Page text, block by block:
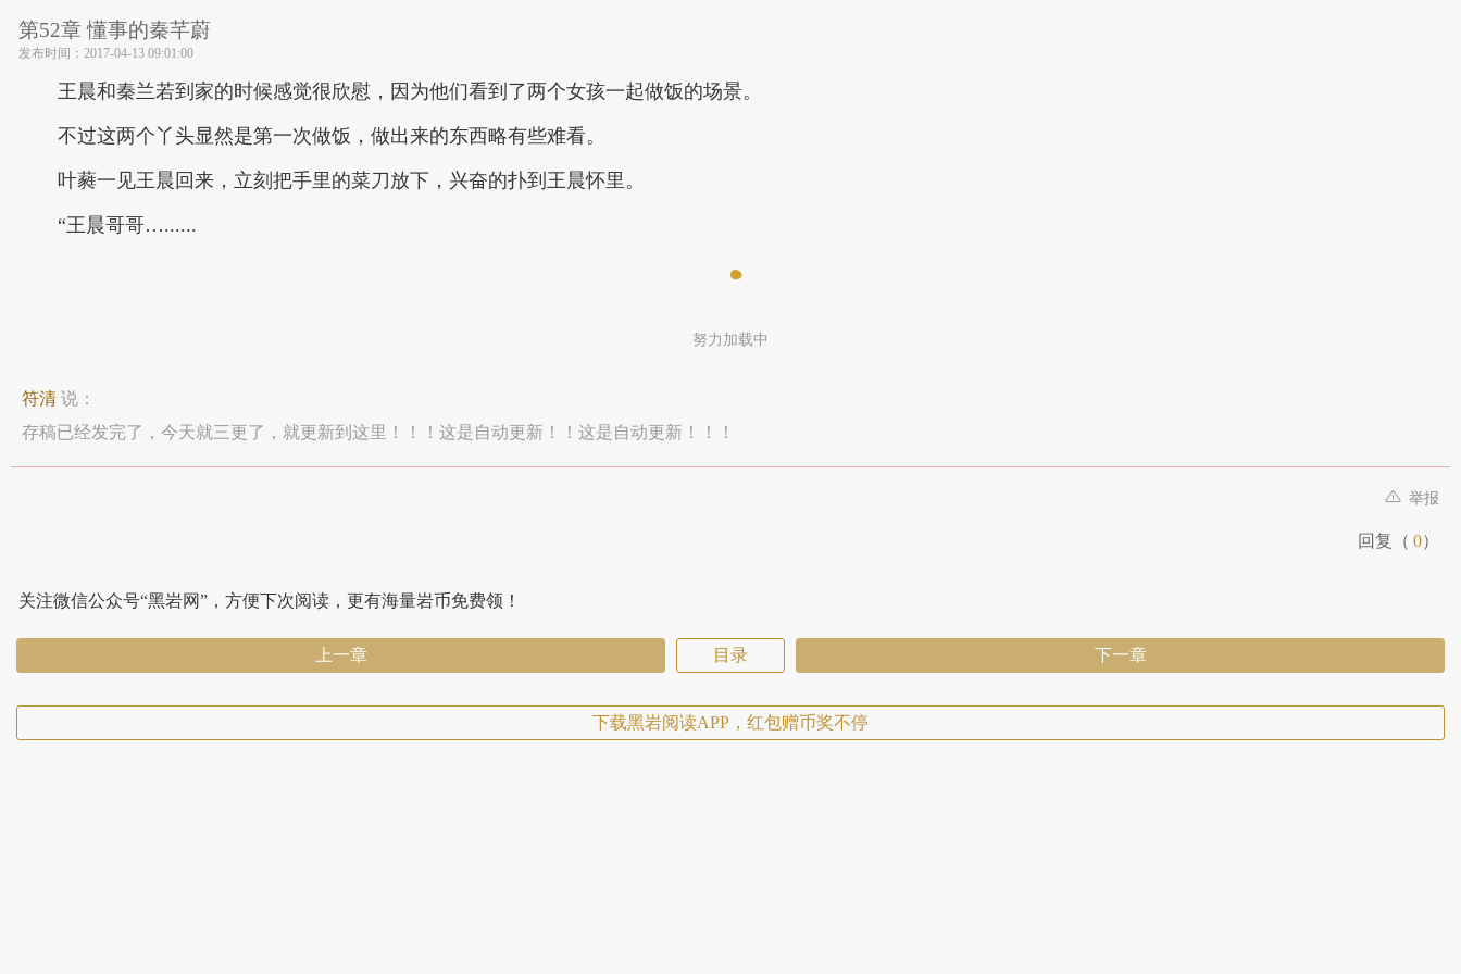
第52章 懂事的秦芊蔚
发布时间： 2017-04-13 09:01:00
王晨和秦兰若到家的时候感觉很欣慰，因为他们看到了两个女孩一起做饭的场景。
不过这两个丫头显然是第一次做饭，做出来的东西略有些难看。
叶蕤一见王晨回来，立刻把手里的菜刀放下，兴奋的扑到王晨怀里。
“王晨哥哥…......
努力加载中
符清 说：
存稿已经发完了，今天就三更了，就更新到这里！！！这是自动更新！！这是自动更新！！！
举报
回复（ 0）
关注微信公众号“黑岩网”，方便下次阅读，更有海量岩币免费领！
上一章 目录 下一章
下载黑岩阅读APP，红包赠币奖不停